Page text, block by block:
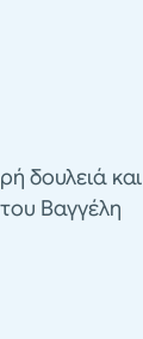
δουλειά και
Βαγγέλη